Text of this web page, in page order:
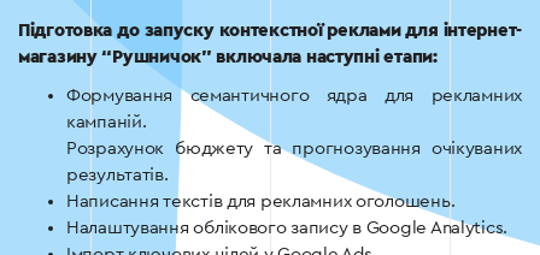
Підготовка до запуску контекстної реклами для інтернет-
магазину “Рушничок” включала наступні етапи:
Формування семантичного ядра для рекламних
кампаній.
Розрахунок бюджету та прогнозування очікуваних
результатів.
Написання текстів для рекламних оголошень.
Налаштування облікового запису в Google Analytics.